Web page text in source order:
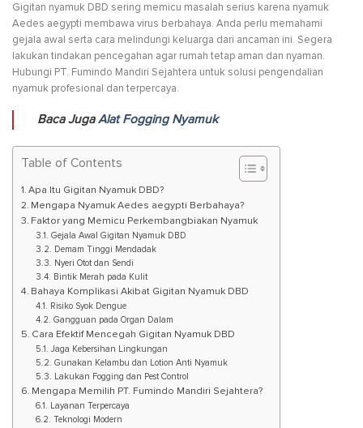
Gigitan nyamuk DBD sering memicu masalah serius karena nyamuk
Aedes aegypti membawa virus berbahaya. Anda perlu memahami
gejala awal serta cara melindungi keluarga dari ancaman ini. Segera
lakukan tindakan pencegahan agar rumah tetap aman dan nyaman.
Hubungi PT. Fumindo Mandiri Sejahtera untuk solusi pengendalian
nyamuk profesional dan terpercaya.
Baca JugaAlat Fogging Nyamuk
Table of Contents
Apa Itu Gigitan Nyamuk DBD?
Mengapa Nyamuk Aedes aegypti Berbahaya?
Faktor yang Memicu Perkembangbiakan Nyamuk
Gejala Awal Gigitan Nyamuk DBD
Demam Tinggi Mendadak
Nyeri Otot dan Sendi
Bintik Merah pada Kulit
Bahaya Komplikasi Akibat Gigitan Nyamuk DBD
Risiko Syok Dengue
Gangguan pada Organ Dalam
Cara Efektif Mencegah Gigitan Nyamuk DBD
Jaga Kebersihan Lingkungan
Gunakan Kelambu dan Lotion Anti Nyamuk
Lakukan Fogging dan Pest Control
Mengapa Memilih PT. Fumindo Mandiri Sejahtera?
Layanan Terpercaya
Teknologi Modern